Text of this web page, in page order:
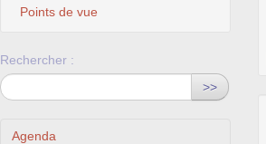
Points de vue
Rechercher :
>>
Agenda